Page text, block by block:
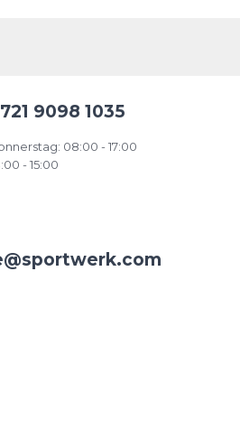
9098 1035
08:00 - 17:00
- 15:00